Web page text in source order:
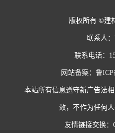
版权所有 ©建
联系人
联系电话：
网站备案： 鲁ICP
本站所有信息遵守新广告法
效，不作为任何
友情链接交换：